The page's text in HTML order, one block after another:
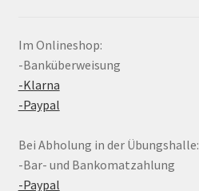
Im Onlineshop:
-Banküberweisung
-Klarna
-Paypal
Bei Abholung in der Übungshalle:
-Bar- und Bankomatzahlung
-Paypal